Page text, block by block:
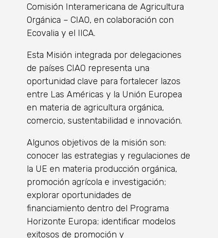
Comisión Interamericana de Agricultura
Orgánica – CIAO, en colaboración con
Ecovalia y el IICA.
Esta Misión integrada por delegaciones
de países CIAO representa una
oportunidad clave para fortalecer lazos
entre Las Américas y la Unión Europea
en materia de agricultura orgánica,
comercio, sustentabilidad e innovación.
Algunos objetivos de la misión son:
conocer las estrategias y regulaciones de
la UE en materia producción orgánica,
promoción agrícola e investigación;
explorar oportunidades de
financiamiento dentro del Programa
Horizonte Europa; identificar modelos
exitosos de promoción y